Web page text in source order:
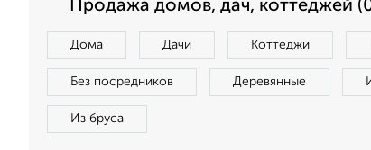
Продажа домов, дач, коттеджей
Дома Дачи Коттеджи
Без посредников Деревянные
Из бруса